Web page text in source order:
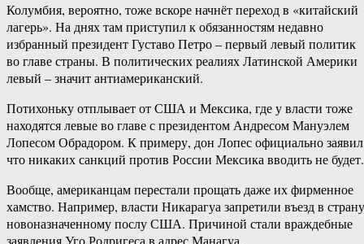
Колумбия, вероятно, тоже вскоре начнёт переход в «китайский
лагерь». На днях там приступил к обязанностям недавно
избранный президент Густаво Петро – первый левый политик
во главе страны. В политических реалиях Латинской Америки
левый – значит антиамериканский.
Потихоньку отплывает от США и Мексика, где у власти тоже
находятся левые во главе с президентом Андресом Мануэлем
Лопесом Обрадором. К примеру, дон Лопес официально
что никаких санкций против России Мексика вводить не будет.
Вообще, американцам перестали прощать даже их фирменное
хамство. Например, власти Никарагуа запретили въезд в страну
новоназначенному послу США. Причиной стали враждебные